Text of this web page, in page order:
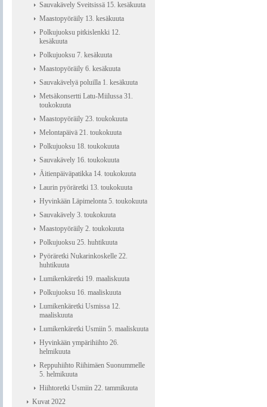
Sauvakävely Sveitsissä 15. kesäkuuta
Maastopyöräily 13. kesäkuuta
Polkujuoksu pitkislenkki 12.
kesäkuuta
Polkujuoksu 7. kesäkuuta
Maastopyöräily 6. kesäkuuta
Sauvakävelyä poluilla 1. kesäkuuta
Metsäkonsertti Latu-Miilussa 31.
toukokuuta
Maastopyöräily 23. toukokuuta
Melontapäivä 21. toukokuuta
Polkujuoksu 18. toukokuuta
Sauvakävely 16. toukokuuta
Äitienpäiväpatikka 14. toukokuuta
Laurin pyöräretki 13. toukokuuta
Hyvinkään Läpimelonta 5. toukokuuta
Sauvakävely 3. toukokuuta
Maastopyöräily 2. toukokuuta
Polkujuoksu 25. huhtikuuta
Pyöräretki Nukarinkoskelle 22.
huhtikuuta
Lumikenkäretki 19. maaliskuuta
Polkujuoksu 16. maaliskuuta
Lumikenkäretki Usmissa 12.
maaliskuuta
Lumikenkäretki Usmiin 5. maaliskuuta
Hyvinkään ympärihiihto 26.
helmikuuta
Reppuhiihto Riihimäen Suonummelle
5. helmikuuta
Hiihtoretki Usmiin 22. tammikuuta
Kuvat 2022